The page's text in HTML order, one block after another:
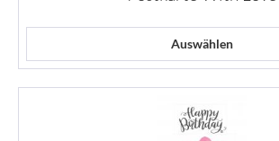
Auswählen